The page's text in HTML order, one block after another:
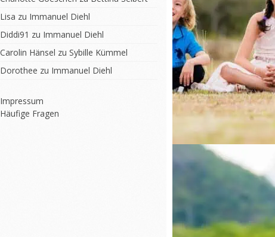
Lisa zu Immanuel Diehl
Diddi91 zu Immanuel Diehl
Carolin Hänsel zu Sybille Kümmel
Dorothee zu Immanuel Diehl
Impressum
Häufige Fragen